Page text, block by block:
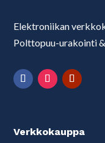
Elektroniikan
Polttopuu-urakointi
Verkkokauppa